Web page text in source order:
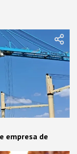
empresa de